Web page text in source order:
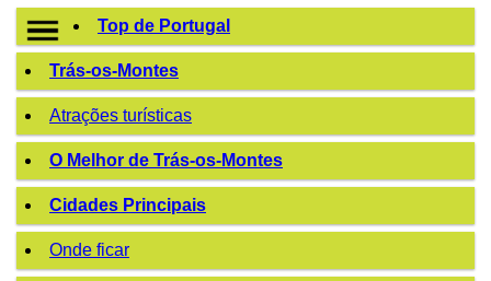
Top de Portugal
Trás-os-Montes
Atrações turísticas
O Melhor de Trás-os-Montes
Cidades Principais
Onde ficar